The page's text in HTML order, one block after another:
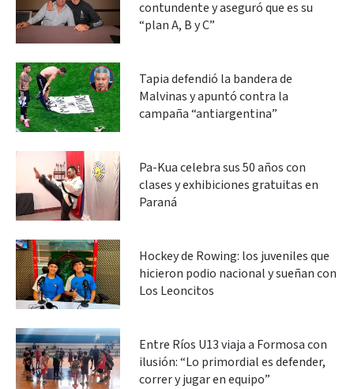
contundente y aseguró que es su
“plan A, B y C”
Tapia defendió la bandera de
Malvinas y apuntó contra la
campaña “antiargentina”
Pa-Kua celebra sus 50 años con
clases y exhibiciones gratuitas en
Paraná
Hockey de Rowing: los juveniles que
hicieron podio nacional y sueñan con
Los Leoncitos
Entre Ríos U13 viaja a Formosa con
ilusión: “Lo primordial es defender,
correr y jugar en equipo”